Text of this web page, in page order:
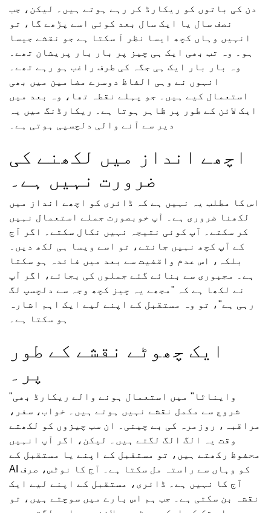
دن کی باتوں کو ریکارڈ کر رہے ہوتے ہیں۔ لیکن، جب
نصف سال یا ایک سال بعد کوئی اسے پڑھے گا، تو
انہیں وہاں کچھ ایسا نظر آ سکتا ہے جو نقشے جیسا
ہو۔ وہ تب بھی ایک ہی چیز پر بار بار پریشان تھے۔
وہ بار بار ایک ہی جگہ کی طرف راغب ہو رہے تھے۔
انہوں نے وہی الفاظ دوسرے مضامین میں بھی
استعمال کیے ہیں۔ جو پہلے نقطہ تھا، وہ بعد میں
ایک لائن کے طور پر ظاہر ہوتا ہے۔ ریکارڈنگ میں یہ
دیر سے آنے والی دلچسپی ہوتی ہے۔
اچھے انداز میں لکھنے کی
ضرورت نہیں ہے۔
اس کا مطلب یہ نہیں ہے کہ ڈائری کو اچھے انداز میں
لکھنا ضروری ہے۔ آپ خوبصورت جملے استعمال نہیں
کر سکتے۔ آپ کوئی نتیجہ نہیں نکال سکتے۔ اگر آج
کے آپ کچھ نہیں جانتے، تو اسے ویسا ہی لکھ دیں۔
بلکہ، اس عدم واقفیت سے بعد میں فائدہ ہو سکتا
ہے۔ مجبوری سے بنائے گئے جملوں کی بجائے، اگر آپ
نے لکھا ہے کہ "مجھے یہ چیز کچھ وجہ سے دلچسپ لگ
رہی ہے"، تو وہ مستقبل کے اپنے لیے ایک اہم اشارہ
ہو سکتا ہے۔
ایک چھوٹے نقشے کے طور
پر۔
"وایناٹا" میں استعمال ہونے والے ریکارڈ بھی
شروع سے مکمل نقشے نہیں ہوتے ہیں۔ خواب، سفر،
مراقبہ، روزمرہ کی بے چینی۔ ان سب چیزوں کو لکھتے
وقت یہ الگ الگ لگتے ہیں۔ لیکن، اگر آپ انہیں
محفوظ رکھتے ہیں، تو مستقبل کے اپنے یا مستقبل کے
AI کو وہاں سے راستہ مل سکتا ہے۔ آج کا نوٹس، صرف
آج کا نہیں ہے۔ ڈائری، مستقبل کے اپنے لیے ایک
نقشہ بن سکتی ہے۔ جب ہم اس بارے میں سوچتے ہیں، تو